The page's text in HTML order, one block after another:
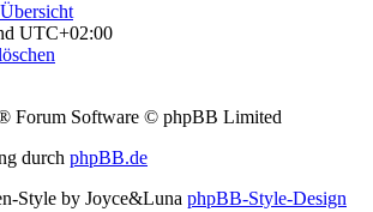
UTC+02:00
Forum Software © phpBB Limited
durch phpBB.de
Style by Joyce&Luna phpBB-Style-Design